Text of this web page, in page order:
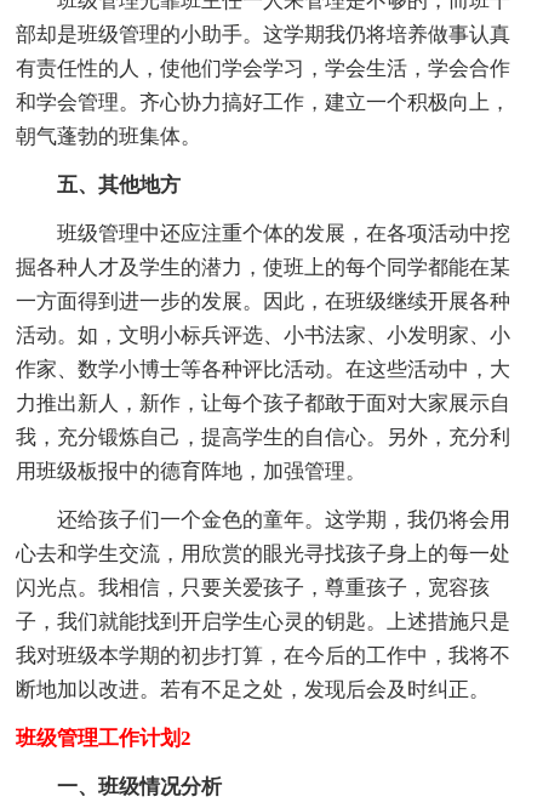
部却是班级管理的小助手。这学期我仍将培养做事认真
有责任性的人，使他们学会学习，学会生活，学会合作
和学会管理。齐心协力搞好工作，建立一个积极向上，
朝气蓬勃的班集体。
五、其他地方
班级管理中还应注重个体的发展，在各项活动中挖
掘各种人才及学生的潜力，使班上的每个同学都能在某
一方面得到进一步的发展。因此，在班级继续开展各种
活动。如，文明小标兵评选、小书法家、小发明家、小
作家、数学小博士等各种评比活动。在这些活动中，大
力推出新人，新作，让每个孩子都敢于面对大家展示自
我，充分锻炼自己，提高学生的自信心。另外，充分利
用班级板报中的德育阵地，加强管理。
还给孩子们一个金色的童年。这学期，我仍将会用
心去和学生交流，用欣赏的眼光寻找孩子身上的每一处
闪光点。我相信，只要关爱孩子，尊重孩子，宽容孩
子，我们就能找到开启学生心灵的钥匙。上述措施只是
我对班级本学期的初步打算，在今后的工作中，我将不
断地加以改进。若有不足之处，发现后会及时纠正。
班级管理工作计划2
一、班级情况分析